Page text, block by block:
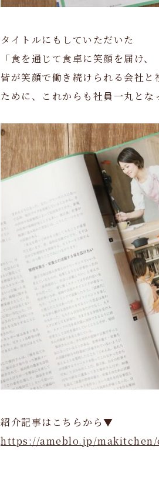
タイトルにもしていただいた
「食を通じて食卓に笑顔を届け、
皆が笑顔で働き続けられる会社と
ために、これからも社員一丸とな
紹介記事はこちらから▼
https://ameblo.jp/makitchen/